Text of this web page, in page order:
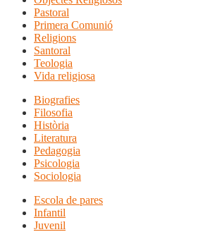
Pastoral
Primera Comunió
Religions
Santoral
Teologia
Vida religiosa
Biografies
Filosofia
Història
Literatura
Pedagogia
Psicologia
Sociologia
Escola de pares
Infantil
Juvenil